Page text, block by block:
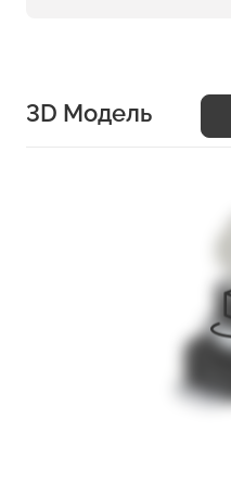
3D Модель